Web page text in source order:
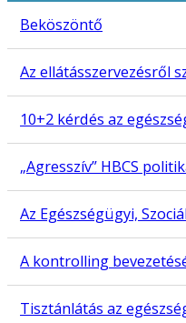
Beköszöntő
Az ellátásszervezésről
10+2 kérdés az
„Agresszív” HBCS
Az Egészségügyi,
A kontrolling
Tisztánlátás az